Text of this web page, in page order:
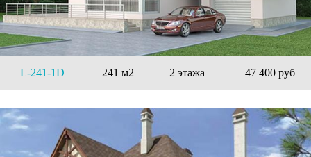
L-241-1D 241 м2 2 этажа 47 400 руб